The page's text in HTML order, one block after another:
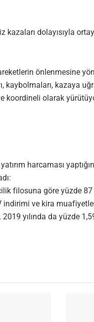
dolayısıyla
önlenmesine
kazaya
koordineli olarak
harcaması
filosuna göre yüzde
ve kira
yılında da yüzde